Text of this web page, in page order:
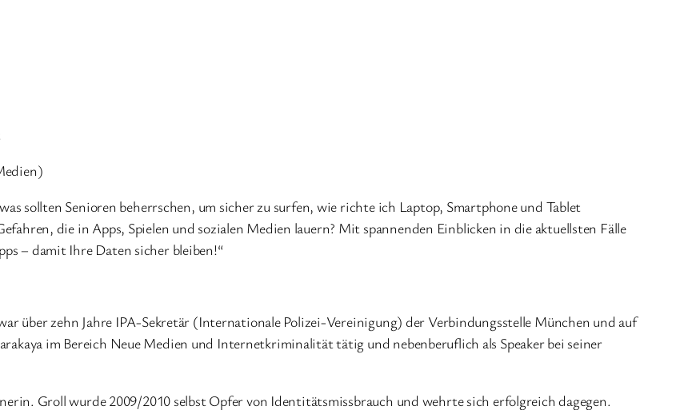
sollten Senioren beherrschen, um sicher zu surfen, wie richte ich Laptop, Smartphone und Tablet
die in Apps, Spielen und sozialen Medien lauern? Mit spannenden Einblicken in die aktuellsten Fälle
– damit Ihre Daten sicher bleiben!“
über zehn Jahre IPA-Sekretär (Internationale Polizei-Vereinigung) der Verbindungsstelle München und auf
im Bereich Neue Medien und Internetkriminalität tätig und nebenberuflich als Speaker bei seiner
Groll wurde 2009/2010 selbst Opfer von Identitätsmissbrauch und wehrte sich erfolgreich dagegen.